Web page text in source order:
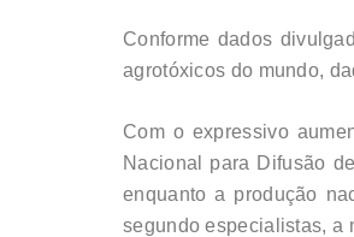
Conforme dados
agrotóxicos do mundo,
Com o expressivo
Nacional para Difusão
enquanto a produção
segundo especialistas, a